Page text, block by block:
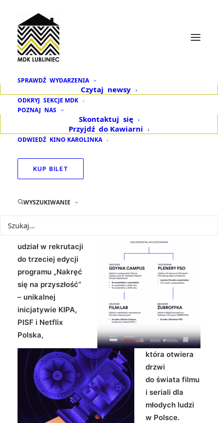
SPRAWDŹ WYDARZENIA
Czytaj newsy
ODKRYJ SEKCJE MDK
POZNAJ NAS
Skontaktuj się
Przyjdź do Kawiarni
ODWIEDŹ KINO KAROLINKA
KUP BILET
WYSZUKIWANIE
Zgłoś się do trzeciej
edycji programu
„Nakręć się
na przyszłość”
maja (do godz. 20)
udział w rekrutacji
do trzeciej edycji
programu „Nakręć
się na przyszłość”
– unikalnej
inicjatywie KIPA,
PISF i Netflix
Polska,
która otwiera
drzwi
do świata filmu
i seriali dla
młodych ludzi
w Polsce.